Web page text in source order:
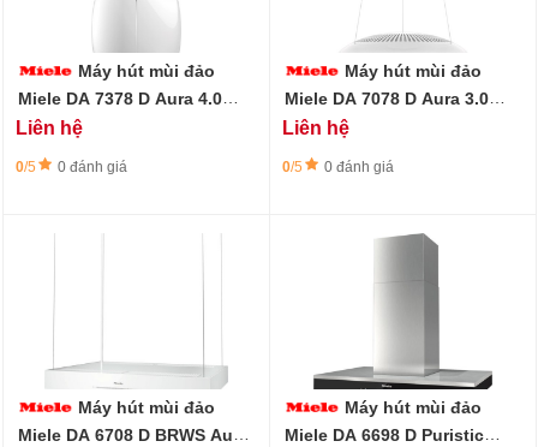
Máy hút mùi đảo
Miele DA 7378 D Aura 4.0
Ambient
Liên hệ
0/5 0 đánh giá
Máy hút mùi đảo
Miele DA 7078 D Aura 3.0
White Loom
Liên hệ
0/5 0 đánh giá
Máy hút mùi đảo
Miele DA 6708 D BRWS Aura
Máy hút mùi đảo
Miele DA 6698 D Puristic